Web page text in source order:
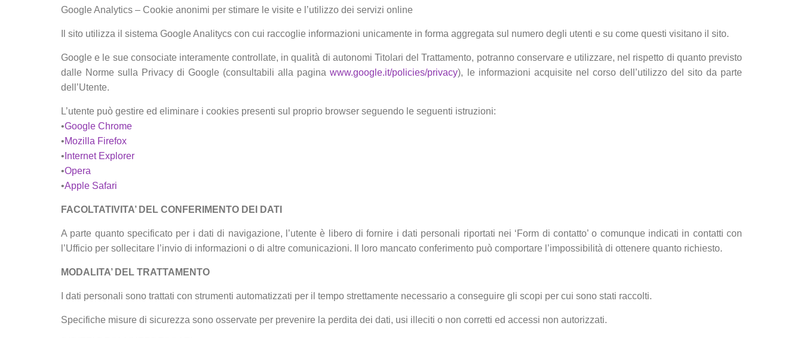
Google Analytics – Cookie anonimi per stimare le visite e l’utilizzo dei servizi online
Il sito utilizza il sistema Google Analitycs con cui raccoglie informazioni unicamente in forma aggregata sul numero degli utenti e su come questi visitano il sito.
Google e le sue consociate interamente controllate, in qualità di autonomi Titolari del Trattamento, potranno conservare e utilizzare, nel rispetto di quanto previsto
dalle Norme sulla Privacy di Google (consultabili alla paginawww.google.it/policies/privacy), le informazioni acquisite nel corso dell’utilizzo del sito da parte
dell’Utente.
L’utente può gestire ed eliminare i cookies presenti sul proprio browser seguendo le seguenti istruzioni:
•Google Chrome
•Mozilla Firefox
• Internet Explorer
•Opera
•Apple Safari
FACOLTATIVITA’ DEL CONFERIMENTO DEI DATI
A parte quanto specificato per i dati di navigazione, l’utente è libero di fornire i dati personali riportati nei ‘Form di contatto’ o comunque indicati in contatti con
l’Ufficio per sollecitare l’invio di informazioni o di altre comunicazioni. Il loro mancato conferimento può comportare l’impossibilità di ottenere quanto richiesto.
MODALITA’ DEL TRATTAMENTO
I dati personali sono trattati con strumenti automatizzati per il tempo strettamente necessario a conseguire gli scopi per cui sono stati raccolti.
Specifiche misure di sicurezza sono osservate per prevenire la perdita dei dati, usi illeciti o non corretti ed accessi non autorizzati.